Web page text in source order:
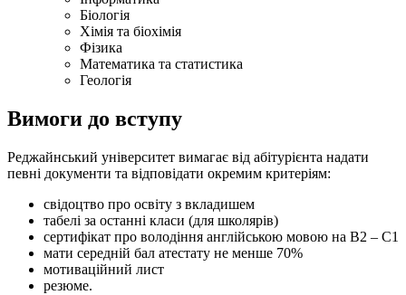
Біологія
Хімія та біохімія
Фізика
Математика та статистика
Геологія
Вимоги до вступу
Реджайнський університет вимагає від абітурієнта надати
певні документи та відповідати окремим критеріям:
свідоцтво про освіту з вкладишем
табелі за останні класи (для школярів)
сертифікат про володіння англійською мовою на В2 – С1
мати середній бал атестату не менше 70%
мотиваційний лист
резюме.